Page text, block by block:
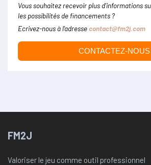
Vous souhaitez recevoir plus d'informations
les possibilités de financements ?
Ecrivez-nous à l'adressecontact@fm2j.com
CONTACTEZ-NOUS
FM2J
Valoriser le jeu comme outil professionnel